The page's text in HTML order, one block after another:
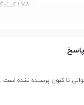
1.78 کیلوگرم
پردازنده
AMD
تا کنون پرسیده نشده است .